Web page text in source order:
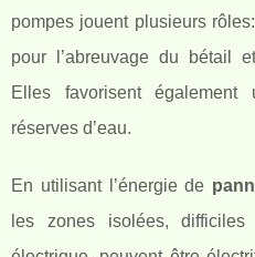
pompes jouent plusieurs
pour l’abreuvage du bétail
Elles favorisent
réserves d’eau.
En utilisant l’énergie de
les zones isolées,